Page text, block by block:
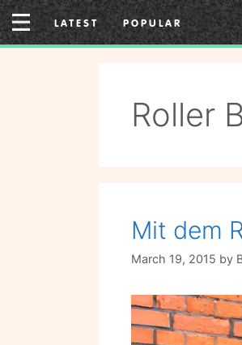
Skip
to
content
LATEST POPULAR
Roller
Mit dem
March 19, 2015 by